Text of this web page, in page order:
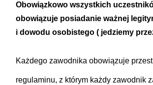
Obowiązkowo wszystkich
obowiązuje posiadanie ważnej
i dowodu osobistego ( jedziemy
Każdego zawodnika obowiązuje
regulaminu, z którym każdy zawodnik